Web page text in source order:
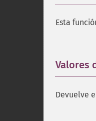
Esta
Valores
Devuelve